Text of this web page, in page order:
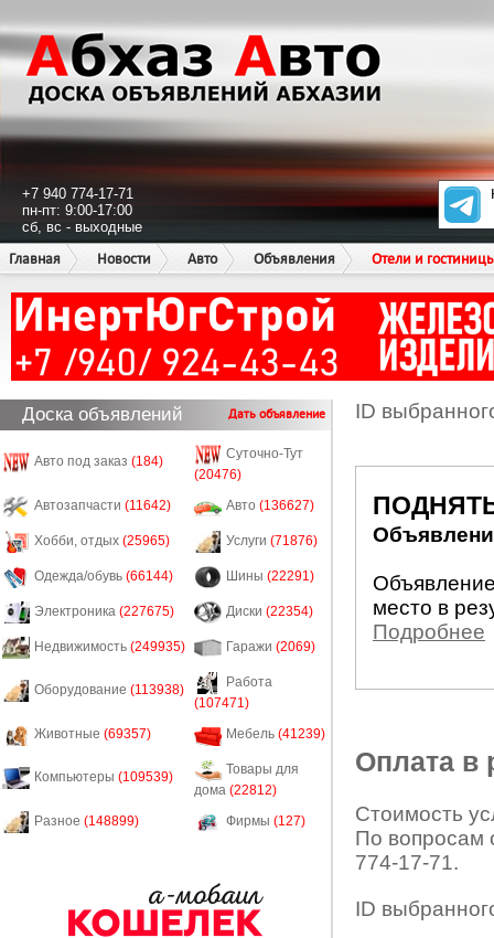
+7 940 774-17-71
пн-пт: 9:00-17:00
сб, вс - выходные
Главная
Новости Авто Объявления Отели и
Доска объявлений Дать объявление
Авто под заказ (184)
Суточно-Тут
(20476)
Автозапчасти (11642) Авто (136627)
Хобби, отдых (25965) Услуги (71876)
Одежда/обувь (66144) Шины (22291)
Электроника (227675) Диски (22354)
Недвижимость (249935) Гаражи (2069)
Оборудование (113938)
Работа
(107471)
Животные (69357) Мебель (41239)
Компьютеры (109539)
Товары для
дома (22812)
Разное (148899) Фирмы (127)
ID
место в
Подробнее
Оплата в
Стоимость
По вопросам
774-17-71.
ID